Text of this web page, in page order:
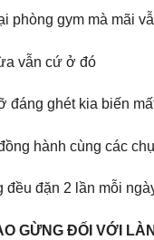
phòng gym mà mãi
vẫn cứ ở đó
đáng ghét kia biến
hành cùng các
đặn 2 lần mỗi
GỪNG ĐỐI VỚI